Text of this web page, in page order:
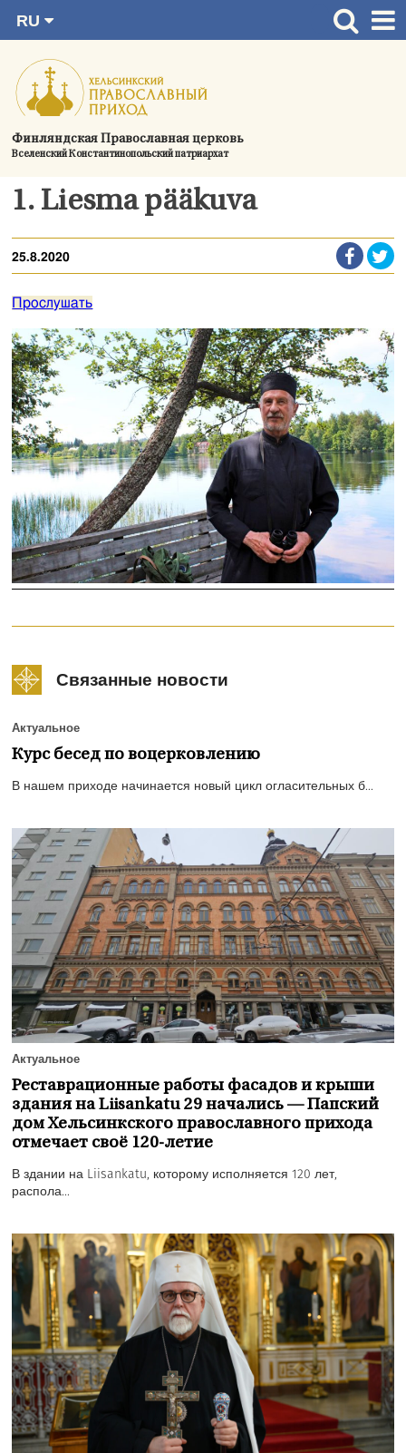
содержимому
Финляндская Православная церковь
Вселенский Константинопольский патриархат
RU
SV
EN
UA
Главная страница
Актуальное
Україна
О приходе
1. Liesma pääkuva
25.8.2020
Прослушать
Связанные новости
Актуальное
Курс бесед по воцерковлению
В нашем приходе начинается новый цикл огласительных б...
Актуальное
Реставрационные работы фасадов и крыши
здания на Liisankatu 29 начались — Папский
дом Хельсинкского православного прихода
отмечает своё 120-летие
В здании на Liisankatu, которому исполняется 120 лет,
распола...